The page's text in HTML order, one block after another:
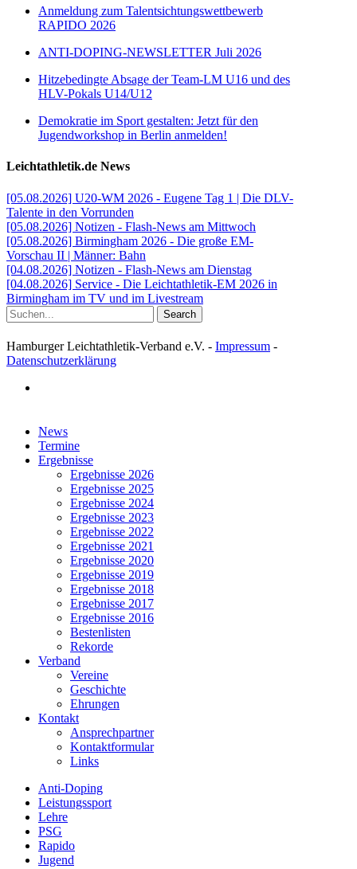
Anmeldung zum Talentsichtungswettbewerb
RAPIDO 2026
ANTI-DOPING-NEWSLETTER Juli 2026
Hitzebedingte Absage der Team-LM U16 und des
HLV-Pokals U14/U12
Demokratie im Sport gestalten: Jetzt für den
Jugendworkshop in Berlin anmelden!
Leichtathletik.de News
[05.08.2026] U20-WM 2026 - Eugene Tag 1 | Die DLV-
Talente in den Vorrunden
[05.08.2026] Notizen - Flash-News am Mittwoch
[05.08.2026] Birmingham 2026 - Die große EM-
Vorschau II | Männer: Bahn
[04.08.2026] Notizen - Flash-News am Dienstag
[04.08.2026] Service - Die Leichtathletik-EM 2026 in
Birmingham im TV und im Livestream
Search
Hamburger Leichtathletik-Verband e.V. - Impressum -
Datenschutzerklärung
Close
Menu
News
Termine
Ergebnisse
Ergebnisse 2026
Ergebnisse 2025
Ergebnisse 2024
Ergebnisse 2023
Ergebnisse 2022
Ergebnisse 2021
Ergebnisse 2020
Ergebnisse 2019
Ergebnisse 2018
Ergebnisse 2017
Ergebnisse 2016
Bestenlisten
Rekorde
Verband
Vereine
Geschichte
Ehrungen
Kontakt
Ansprechpartner
Kontaktformular
Links
Anti-Doping
Leistungssport
Lehre
PSG
Rapido
Jugend